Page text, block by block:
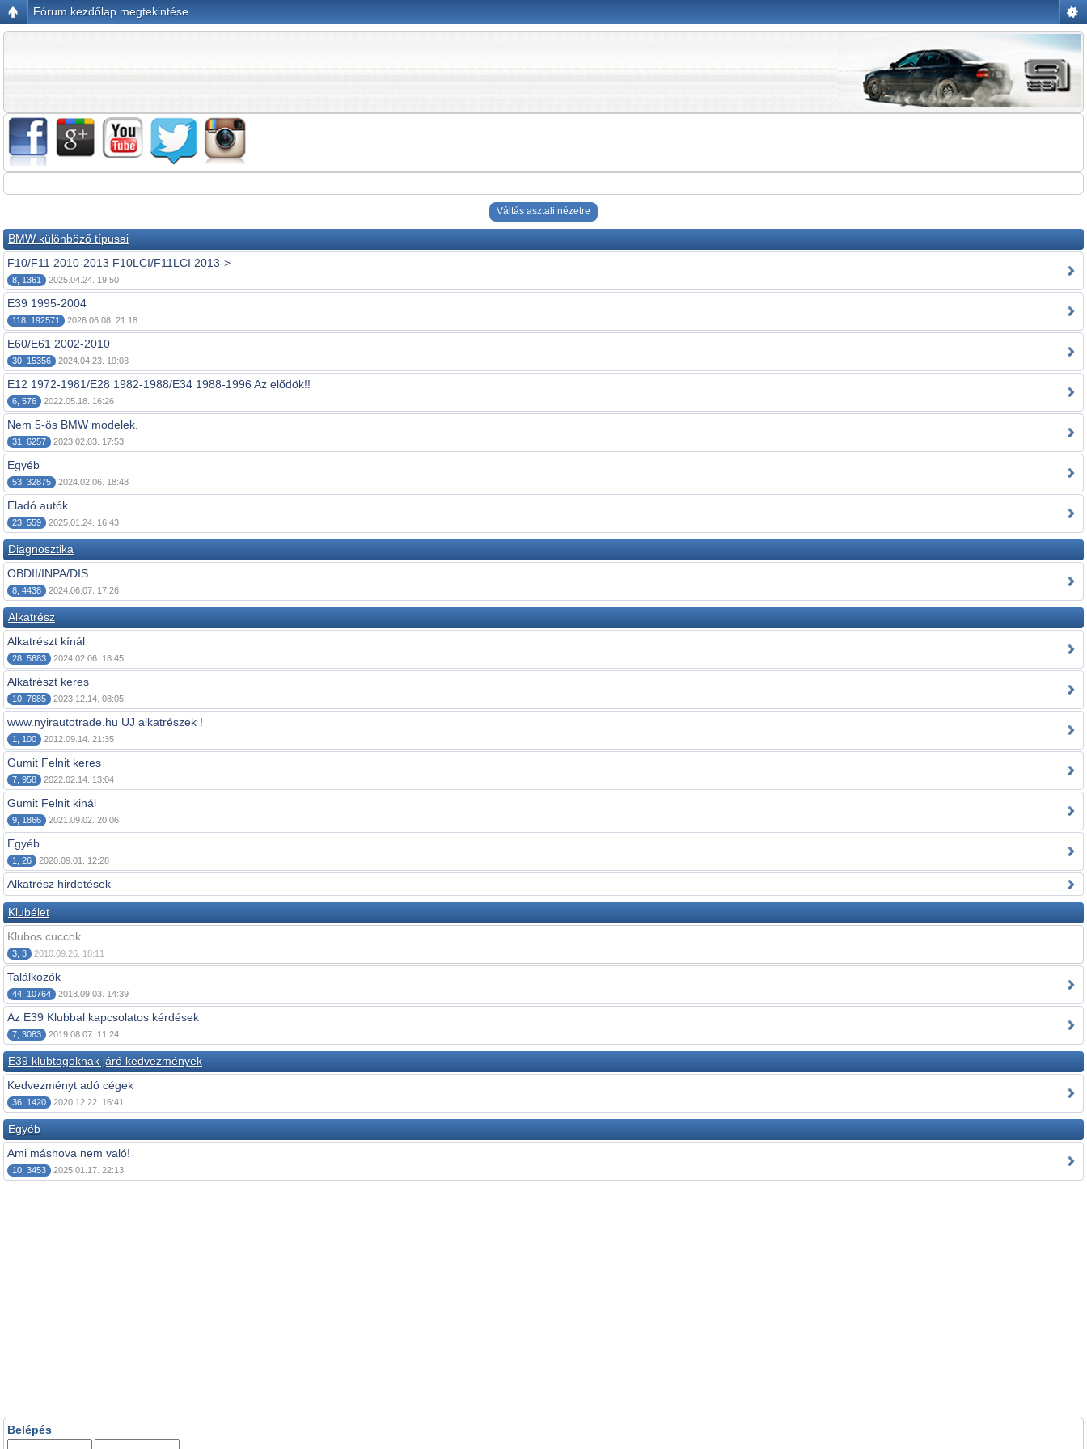
Fórum kezdőlap megtekintése
Váltás asztali nézetre
BMW különböző típusai
F10/F11 2010-2013 F10LCI/F11LCI 2013->
8, 1361 2025.04.24. 19:50
E39 1995-2004
118, 192571 2026.06.08. 21:18
E60/E61 2002-2010
30, 15356 2024.04.23. 19:03
E12 1972-1981/E28 1982-1988/E34 1988-1996 Az elődök!!
6, 576 2022.05.18. 16:26
Nem 5-ös BMW modelek.
31, 6257 2023.02.03. 17:53
Egyéb
53, 32875 2024.02.06. 18:48
Eladó autók
23, 559 2025.01.24. 16:43
Diagnosztika
OBDII/INPA/DIS
8, 4438 2024.06.07. 17:26
Alkatrész
Alkatrészt kínál
28, 5683 2024.02.06. 18:45
Alkatrészt keres
10, 7685 2023.12.14. 08:05
www.nyirautotrade.hu ÚJ alkatrészek !
1, 100 2012.09.14. 21:35
Gumit Felnit keres
7, 958 2022.02.14. 13:04
Gumit Felnit kinál
9, 1866 2021.09.02. 20:06
Egyéb
1, 26 2020.09.01. 12:28
Alkatrész hirdetések
Klubélet
Klubos cuccok
3, 3 2010.09.26. 18:11
Találkozók
44, 10764 2018.09.03. 14:39
Az E39 Klubbal kapcsolatos kérdések
7, 3083 2019.08.07. 11:24
E39 klubtagoknak járó kedvezmények
Kedvezményt adó cégek
36, 1420 2020.12.22. 16:41
Egyéb
Ami máshova nem való!
10, 3453 2025.01.17. 22:13
Belépés